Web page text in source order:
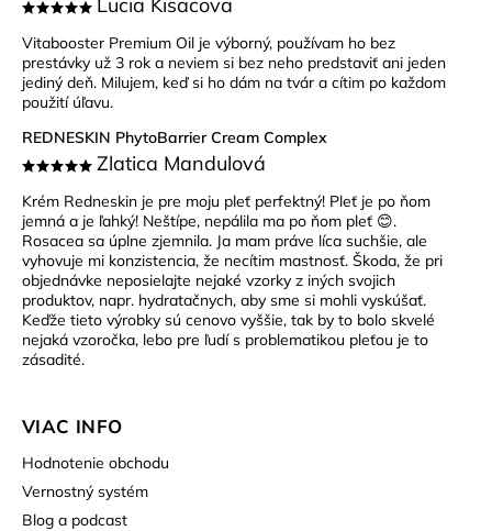
Vitabooster Premium Oil je výborný, používam ho bez
prestávky už 3 rok a neviem si bez neho predstaviť ani jeden
jediný deň. Milujem, keď si ho dám na tvár a cítim po každom
použití úľavu.
REDNESKIN PhytoBarrier Cream Complex
Zlatica Mandulová
Krém Redneskin je pre moju pleť perfektný! Pleť je po ňom
jemná a je ľahký! Neštípe, nepálila ma po ňom pleť 😊.
Rosacea sa úplne zjemnila. Ja mam práve líca suchšie, ale
vyhovuje mi konzistencia, že necítim mastnosť. Škoda, že pri
objednávke neposielajte nejaké vzorky z iných svojich
produktov, napr. hydratačnych, aby sme si mohli vyskúšať.
Keďže tieto výrobky sú cenovo vyššie, tak by to bolo skvelé
nejaká vzoročka, lebo pre ľudí s problematikou pleťou je to
zásadité.
VIAC INFO
Hodnotenie obchodu
Vernostný systém
Blog a podcast